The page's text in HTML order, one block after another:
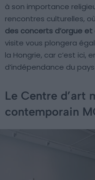
à son importance
rencontres culturelles,
des concerts d’orgue
visite vous plongera
la Hongrie, car c’est ici,
d’indépendance du
Le Centre d’art
contemporain